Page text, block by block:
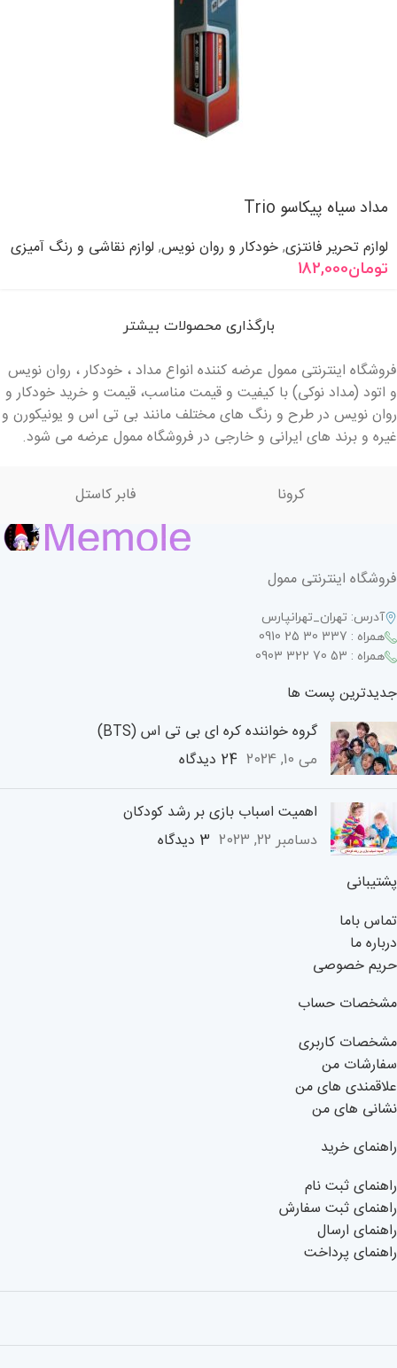
مداد سیاه پیکاسو Trio
لوازم تحریر فانتزی, خودکار و روان نویس, لوازم نقاشی و رنگ آمیزی
تومان182,000
بارگذاری محصولات بیشتر
فروشگاه اینترنتی ممول عرضه کننده انواع مداد ، خودکار ، روان نویس
و اتود (مداد نوکی) با کیفیت و قیمت مناسب، قیمت و خرید خودکار و
روان نویس در طرح و رنگ های مختلف مانند بی تی اس و یونیکورن و
غیره و برند های ایرانی و خارجی در فروشگاه ممول عرضه می شود.
کرونا فابر کاستل
فروشگاه اینترنتی ممول
آدرس: تهران_تهرانپارس
همراه : 337 30 25 0910
همراه : 53 70 322 0903
جدیدترین پست ها
گروه خواننده کره ای بی تی اس (BTS)
می 10, 2024 24 دیدگاه
اهمیت اسباب بازی بر رشد کودکان
دسامبر 22, 2023
3 دیدگاه
پشتیبانی
تماس باما
درباره ما
حریم خصوصی
مشخصات حساب
مشخصات کاربری
سفارشات من
علاقمندی های من
نشانی های من
راهنمای خرید
راهنمای ثبت نام
راهنمای ثبت سفارش
راهنمای ارسال
راهنمای پرداخت